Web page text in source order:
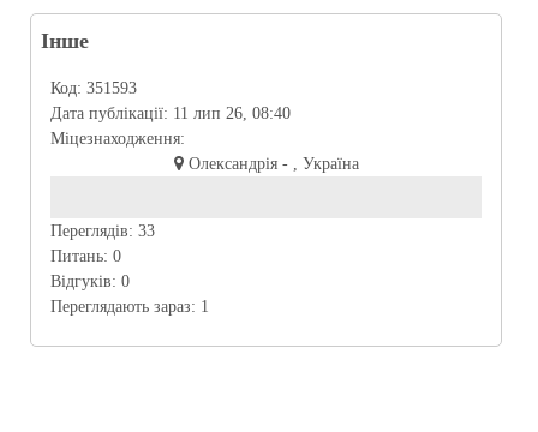
Інше
Код: 351593
Дата публікації: 11 лип 26, 08:40
Міцезнаходження:
Олександрія - , Україна
Переглядів: 33
Питань: 0
Відгуків: 0
Переглядають зараз: 1